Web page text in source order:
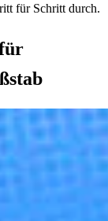
für Schritt durch.